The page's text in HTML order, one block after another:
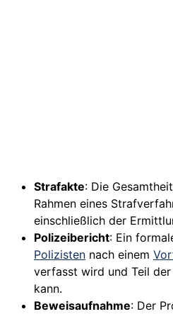
Strafakte: Die
Rahmen eines
einschließlich der
Polizeibericht: Ein
Polizisten nach einem
verfasst wird und Teil
kann.
Beweisaufnahme: Der